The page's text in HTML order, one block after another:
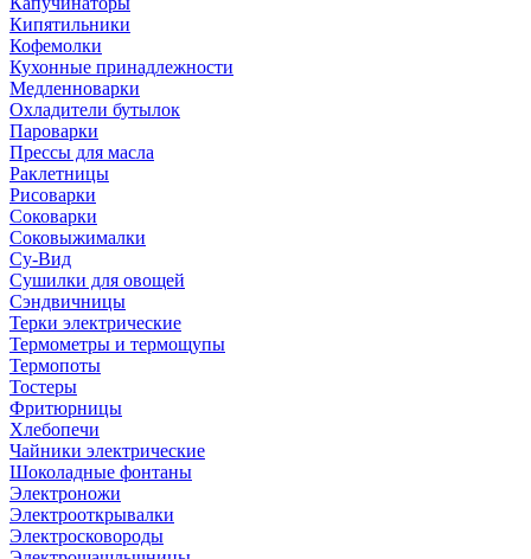
Кипятильники
Кофемолки
Кухонные принадлежности
Медленноварки
Охладители бутылок
Пароварки
Прессы для масла
Раклетницы
Рисоварки
Соковарки
Соковыжималки
Су-Вид
Сушилки для овощей
Сэндвичницы
Терки электрические
Термометры и термощупы
Термопоты
Тостеры
Фритюрницы
Хлебопечи
Чайники электрические
Шоколадные фонтаны
Электроножи
Электрооткрывалки
Электросковороды